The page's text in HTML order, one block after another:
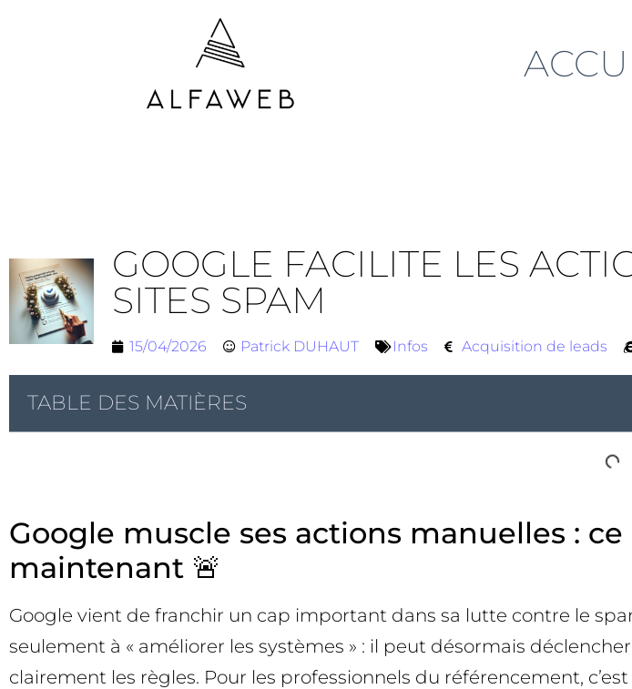
GOOGLE FACILITE LES
SITES SPAM
15/04/2026 Patrick DUHAUT Infos Acquisition de leads
TABLE DES MATIÈRES
Google muscle ses actions manuelles :
maintenant 🚨
Google vient de franchir un cap important dans sa lutte contre le
seulement à « améliorer les systèmes » : il peut désormais
clairement les règles. Pour les professionnels du référencement,